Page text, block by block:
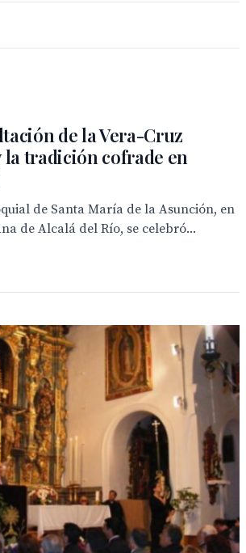
de la Vera-Cruz
la tradición cofrade en
de Santa María de la Asunción, en
de Alcalá del Río, se celebró...